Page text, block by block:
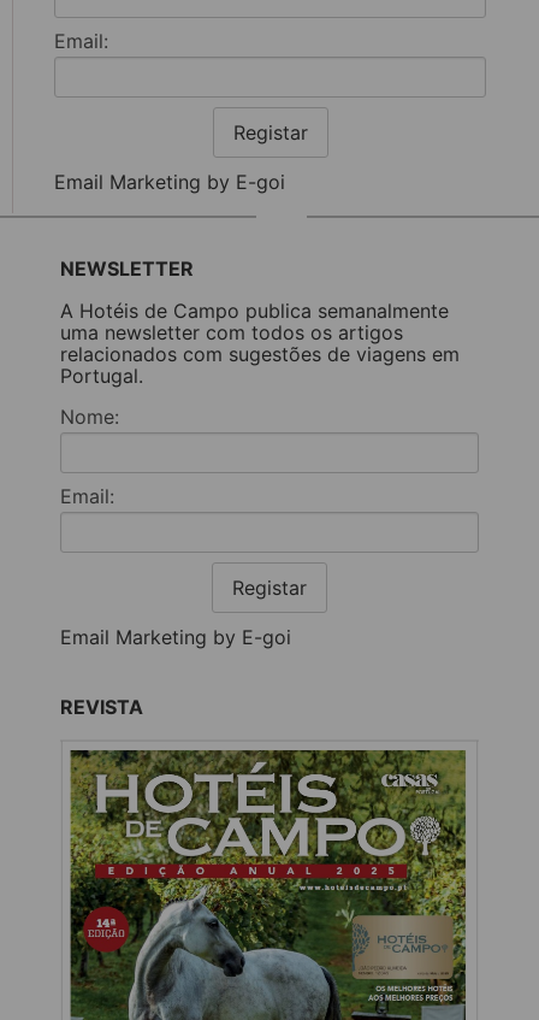
Email:
Registar
Email Marketing by E-goi
NEWSLETTER
A Hotéis de Campo publica semanalmente
uma newsletter com todos os artigos
relacionados com sugestões de viagens em
Portugal.
Nome:
Email:
Registar
Email Marketing by E-goi
REVISTA